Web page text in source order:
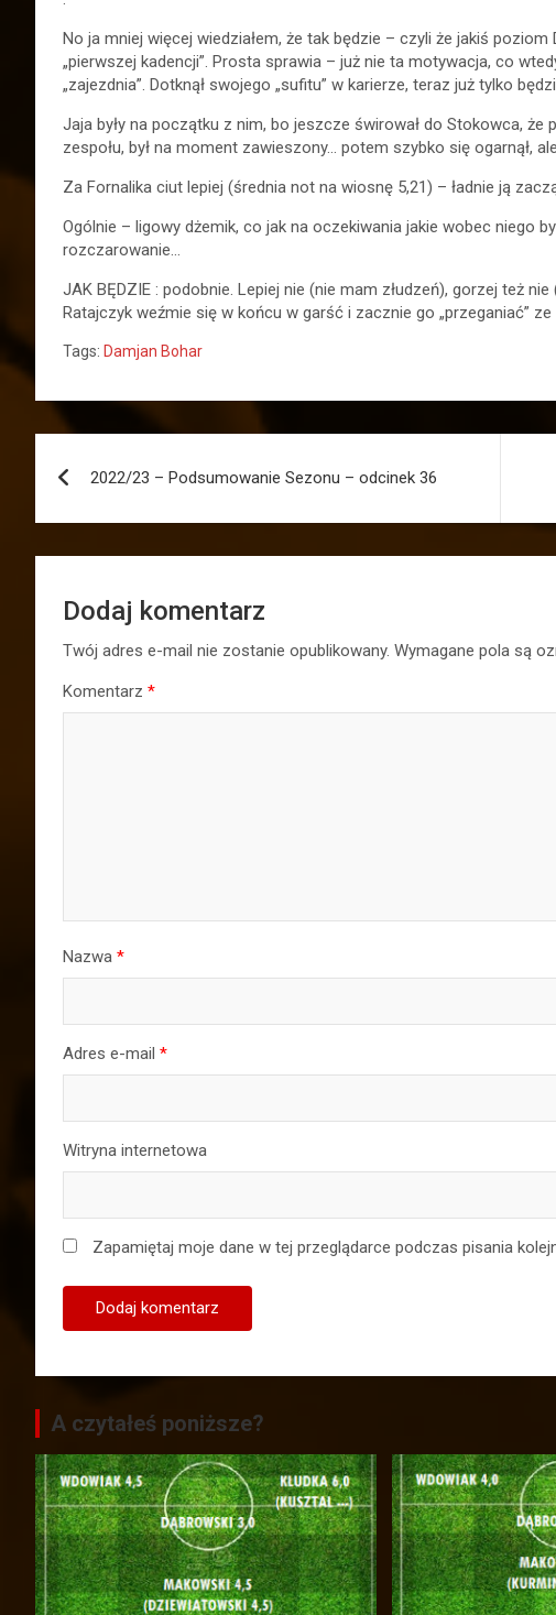
No ja mniej więcej wiedziałem, że tak będzie – czyli że jakiś
„pierwszej kadencji”. Prosta sprawia – już nie ta motywacja, co
„zajezdnia”. Dotknął swojego „sufitu” w karierze, teraz już tylko
Jaja były na początku z nim, bo jeszcze świrował do Stokowca, że
zespołu, był na moment zawieszony… potem szybko się ogarnął,
Za Fornalika ciut lepiej (średnia not na wiosnę 5,21) – ładnie ją
Ogólnie – ligowy dżemik, co jak na oczekiwania jakie wobec niego
rozczarowanie…
JAK BĘDZIE : podobnie. Lepiej nie (nie mam złudzeń), gorzej też
Ratajczyk weźmie się w końcu w garść i zacznie go „przeganiać” ze
Tags: Damjan Bohar
wpisu
2022/23 – Podsumowanie Sezonu – odcinek 36
Dodaj komentarz
Twój adres e-mail nie zostanie opublikowany. Wymagane pola są
Komentarz *
Nazwa *
Adres e-mail *
Witryna internetowa
Zapamiętaj moje dane w tej przeglądarce podczas pisania
A czytałeś poniższe?